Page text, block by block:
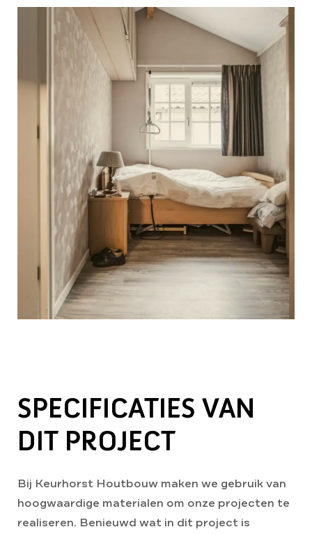
SPECIFICATIES VAN
DIT PROJECT
Bij Keurhorst Houtbouw maken we gebruik van
hoogwaardige materialen om onze projecten te
realiseren. Benieuwd wat in dit project is